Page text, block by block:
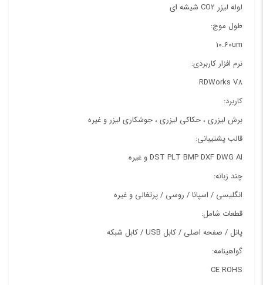
لوله لیزر CO2 شیشه ای
طول موج:
10.60um
نرم افزار کاربردی:
RDWorks V8
کاربرد:
برش لیزری ، حکاکی لیزری ، جوشکاری لیزر و غیره
قالب پشتیبانی:
DST PLT BMP DXF DWG AI و غیره
چند زبانه:
انگلیسی / اسپانا / روسی / پرتغالی و غیره
قطعات شامل:
پانل / صفحه اصلی / کابل USB / کابل شبکه
گواهینامه:
CE ROHS